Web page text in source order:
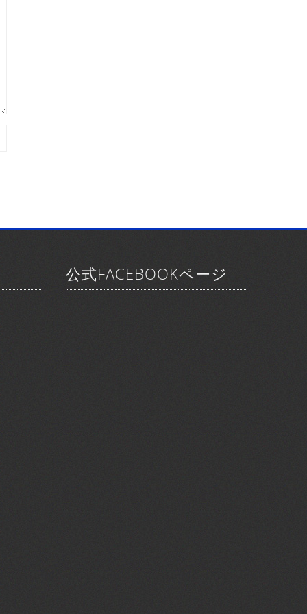
公式FACEBOOKページ